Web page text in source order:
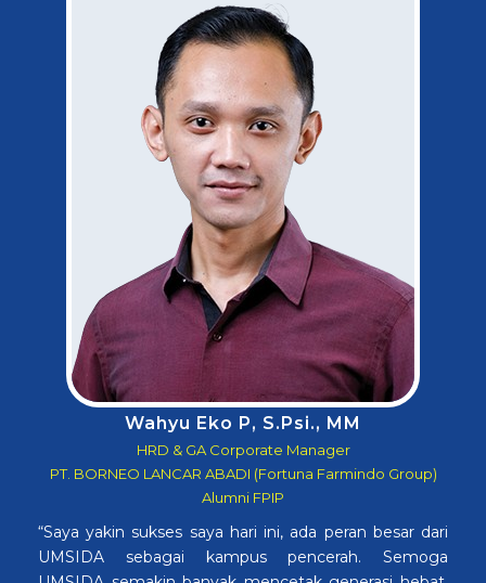
Wahyu Eko P, S.Psi., MM
HRD & GA Corporate Manager
PT. BORNEO LANCAR ABADI (Fortuna Farmindo Group)
Alumni FPIP
“Saya yakin sukses saya hari ini, ada peran besar dari
UMSIDA sebagai kampus pencerah. Semoga